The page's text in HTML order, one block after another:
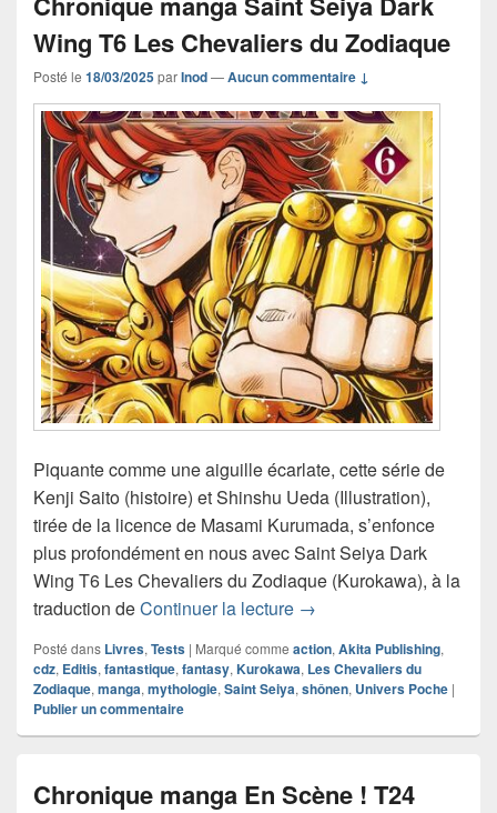
Wing T6 Les Chevaliers du Zodiaque
Posté le 18/03/2025parInod—Aucun commentaire ↓
Piquante comme une aiguille écarlate, cette série de
Kenji Saito (histoire) et Shinshu Ueda (Illustration),
tirée de la licence de Masami Kurumada, s’enfonce
plus profondément en nous avec Saint Seiya Dark
Wing T6 Les Chevaliers du Zodiaque (Kurokawa), à la
traduction deContinuer la lecture Chronique manga Saint
→
Posté dans Livres, Tests | Marqué comme action, Akita Publishing,
cdz, Editis, fantastique, fantasy, Kurokawa, Les Chevaliers du
Zodiaque, manga, mythologie, Saint Seiya, shônen, Univers Poche |
Publier un commentaire
Chronique manga En Scène ! T24